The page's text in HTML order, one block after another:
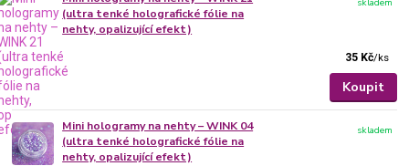
(ultra tenké holografické fólie na
nehty, opalizující efekt)
35 Kč/ks
Koupit
Mini hologramy na nehty – WINK 04
(ultra tenké holografické fólie na
nehty, opalizující efekt)
skladem